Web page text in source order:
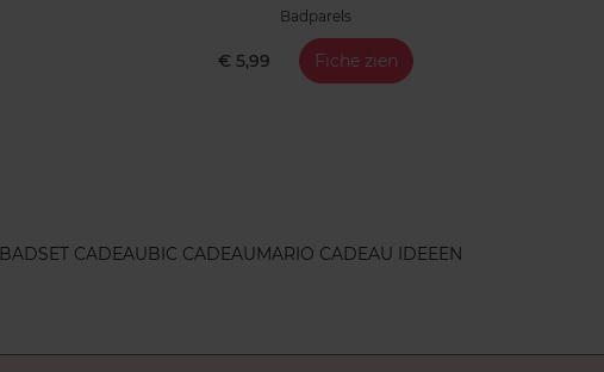
Badparels
€ 5,99 Fiche zien
BADSET CADEAUBIC CADEAUMARIO CADEAU IDEEEN